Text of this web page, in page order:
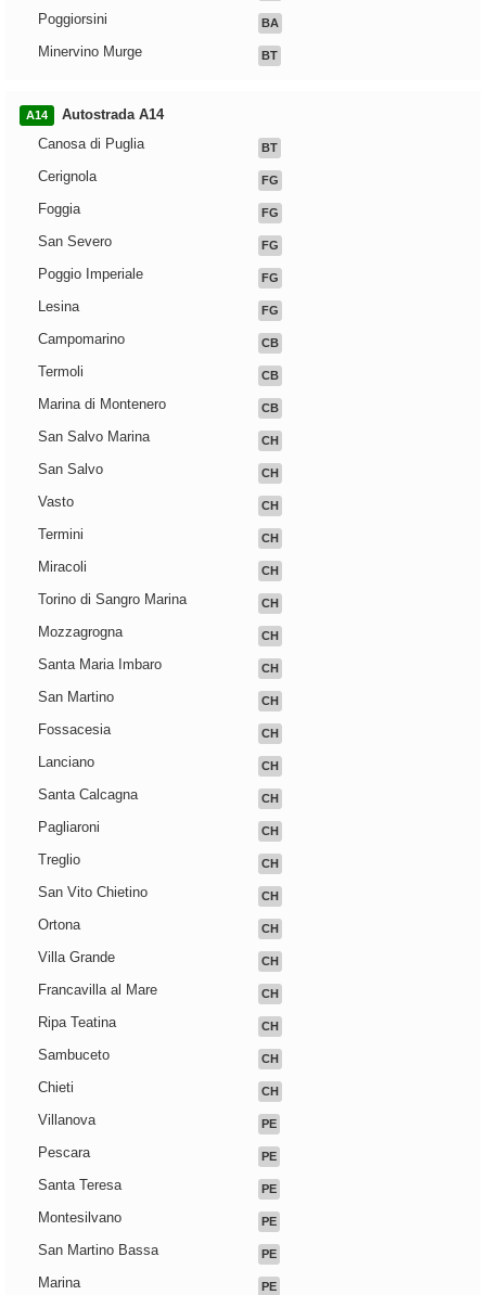
Poggiorsini BA
Minervino Murge BT
A14
Autostrada A14
Canosa di Puglia
BT
Cerignola FG
Foggia FG
San Severo FG
Poggio Imperiale FG
Lesina FG
Campomarino CB
Termoli CB
Marina di Montenero CB
San Salvo Marina CH
San Salvo CH
Vasto CH
Termini CH
Miracoli CH
Torino di Sangro Marina CH
Mozzagrogna CH
Santa Maria Imbaro CH
San Martino CH
Fossacesia CH
Lanciano CH
Santa Calcagna CH
Pagliaroni CH
Treglio CH
San Vito Chietino CH
Ortona CH
Villa Grande CH
Francavilla al Mare CH
Ripa Teatina CH
Sambuceto CH
Chieti CH
Villanova PE
Pescara PE
Santa Teresa PE
Montesilvano PE
San Martino Bassa PE
Marina PE